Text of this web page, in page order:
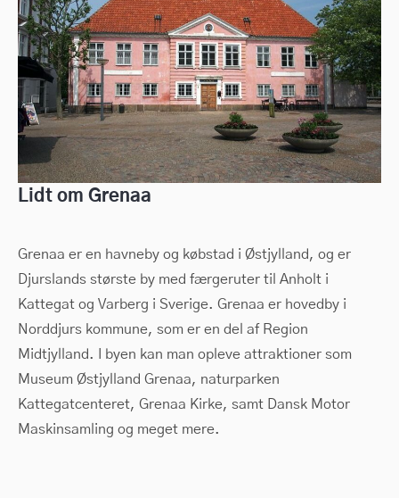
Lidt om Grenaa
Grenaa er en havneby og købstad i Østjylland, og er
Djurslands største by med færgeruter til Anholt i
Kattegat og Varberg i Sverige. Grenaa er hovedby i
Norddjurs kommune, som er en del af Region
Midtjylland. I byen kan man opleve attraktioner som
Museum Østjylland Grenaa, naturparken
Kattegatcenteret, Grenaa Kirke, samt Dansk Motor
Maskinsamling og meget mere.